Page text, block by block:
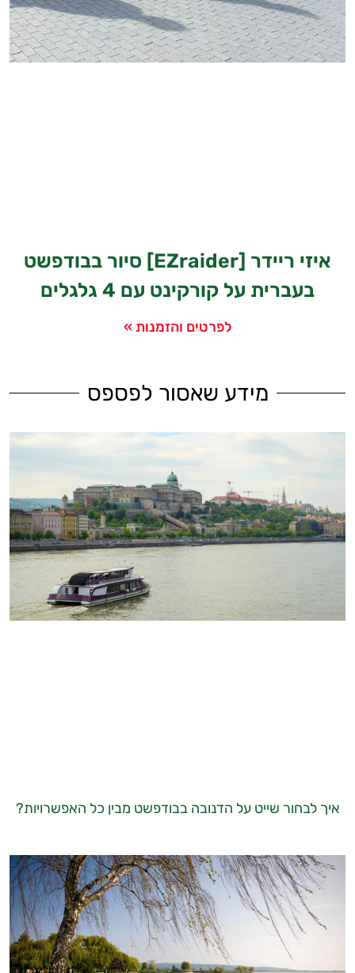
איזי ריידר [EZraider] סיור בבודפשט
בעברית על קורקינט עם 4 גלגלים
לפרטים והזמנות »
מידע שאסור לפספס
איך לבחור שייט על הדנובה בבודפשט מבין כל האפשרויות?